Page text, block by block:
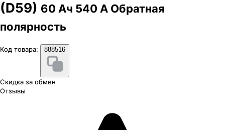
(D59) 60 Ач 540 А Обратная
полярность
Код товара: 888516
Скидка за обмен
Отзывы